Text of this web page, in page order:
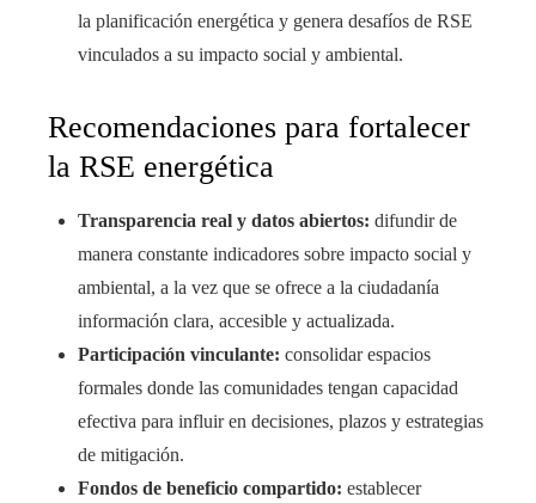
la planificación energética y genera desafíos de RSE
vinculados a su impacto social y ambiental.
Recomendaciones para fortalecer
la RSE energética
Transparencia real y datos abiertos: difundir de
manera constante indicadores sobre impacto social y
ambiental, a la vez que se ofrece a la ciudadanía
información clara, accesible y actualizada.
Participación vinculante: consolidar espacios
formales donde las comunidades tengan capacidad
efectiva para influir en decisiones, plazos y estrategias
de mitigación.
Fondos de beneficio compartido: establecer